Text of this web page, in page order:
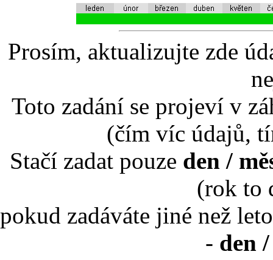
Prosím, aktualizujte zde
Toto zadání se projeví v
(čím víc údajů,
Stačí zadat pouze den /
(rok to
pokud zadáváte jiné než
- den